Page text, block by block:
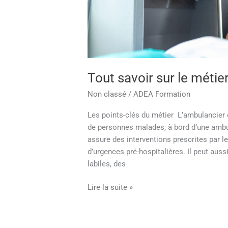
Tout savoir sur le
Non classé /ADEA Formation
Les points-clés du métier
de personnes malades, à bord d’une
assure des interventions prescrites par
d’urgences pré-hospitalières. Il peut
labiles, des
Lire la suite »